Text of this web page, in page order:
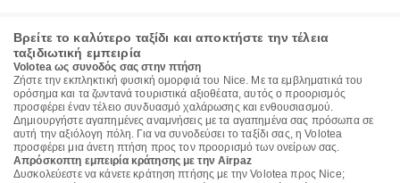
Βρείτε το καλύτερο ταξίδι και αποκτήστε την τέλεια
ταξιδιωτική εμπειρία
Volotea ως συνοδός σας στην πτήση
Ζήστε την εκπληκτική φυσική ομορφιά του Nice. Με τα εμβληματικά του
ορόσημα και τα ζωντανά τουριστικά αξιοθέατα, αυτός ο προορισμός
προσφέρει έναν τέλειο συνδυασμό χαλάρωσης και ενθουσιασμού.
Δημιουργήστε αγαπημένες αναμνήσεις με τα αγαπημένα σας πρόσωπα σε
αυτή την αξιόλογη πόλη. Για να συνοδεύσει το ταξίδι σας, η Volotea
προσφέρει μια άνετη πτήση προς τον προορισμό των ονείρων σας.
Απρόσκοπτη εμπειρία κράτησης με την Airpaz
Δυσκολεύεστε να κάνετε κράτηση πτήσης με την Volotea προς Nice;